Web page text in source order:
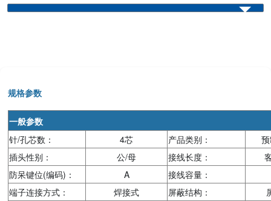
规格参数
一般参数
针/孔芯数：
4芯 产品类别：
插头性别：
公/母 接线长度：
防呆键位(编码)：
A
接线容量：
端子连接方式：
焊接式 屏蔽结构：